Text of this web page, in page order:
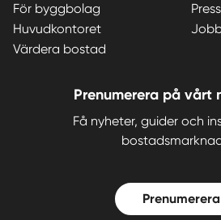
För byggbolag
Huvudkontoret
Värdera bostad
Prenumerera på vårt
Få nyheter, guider och
Prenumerera